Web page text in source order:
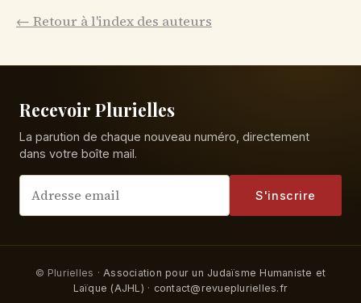
← Retour à l'index des auteurs
Recevoir Plurielles
La parution de chaque nouveau numéro, directement
dans votre boîte mail.
S'inscrire
© Plurielles · Association pour un Judaïsme Humaniste et
Laïque (AJHL) · contact@revueplurielles.fr